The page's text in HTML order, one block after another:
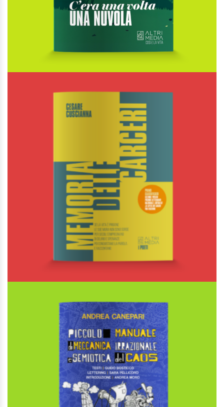
C’era una volta una nuvola
Rossella Acito
18,00
Così è la vita
AGGIUNGI AL CARRELLO
AGGIUNGI ALLA LISTA DEI DESIDERI
Memoria delle carceri
DiCesare Cuscianna
€14,00
I Poeti
AGGIUNGI AL CARRELLO
AGGIUNGI ALLA LISTA DEI DESIDERI